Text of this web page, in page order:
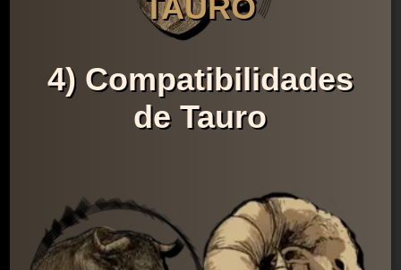
TAURO
4) Compatibilidades
de Tauro